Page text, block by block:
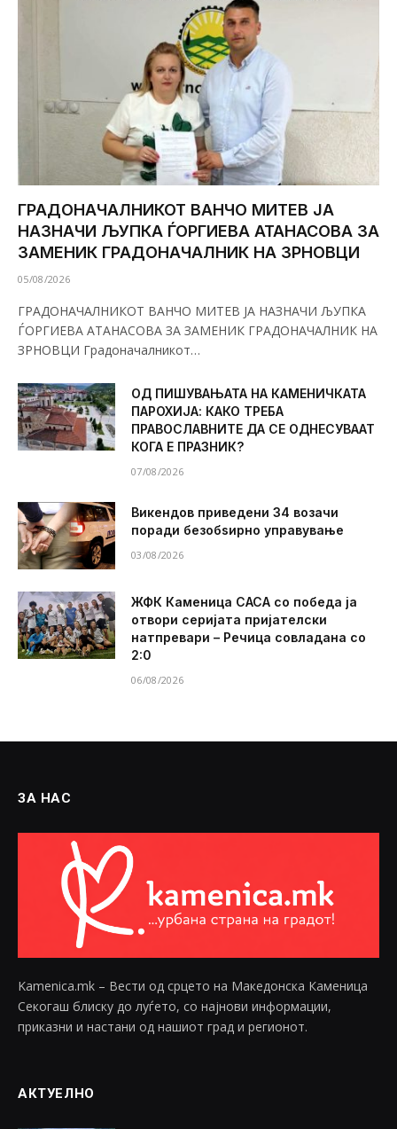
ГРАДОНАЧАЛНИКОТ ВАНЧО МИТЕВ ЈА
НАЗНАЧИ ЉУПКА ЃОРГИЕВА АТАНАСОВА ЗА
ЗАМЕНИК ГРАДОНАЧАЛНИК НА ЗРНОВЦИ
05/08/2026
ГРАДОНАЧАЛНИКОТ ВАНЧО МИТЕВ ЈА НАЗНАЧИ ЉУПКА
ЃОРГИЕВА АТАНАСОВА ЗА ЗАМЕНИК ГРАДОНАЧАЛНИК НА
ЗРНОВЦИ Градоначалникот…
ОД ПИШУВАЊАТА НА КАМЕНИЧКАТА
ПАРОХИЈА: КАКО ТРЕБА
ПРАВОСЛАВНИТЕ ДА СЕ ОДНЕСУВААТ
КОГА Е ПРАЗНИК?
07/08/2026
Викендов приведени 34 возачи
поради безобѕирно управување
03/08/2026
ЖФК Каменица САСА со победа ја
отвори серијата пријателски
натпревари – Речица совладана со
2:0
06/08/2026
ЗА НАС
Kamenica.mk – Вести од срцето на Македонска Каменица
Секогаш блиску до луѓето, со најнови информации,
приказни и настани од нашиот град и регионот.
АКТУЕЛНО